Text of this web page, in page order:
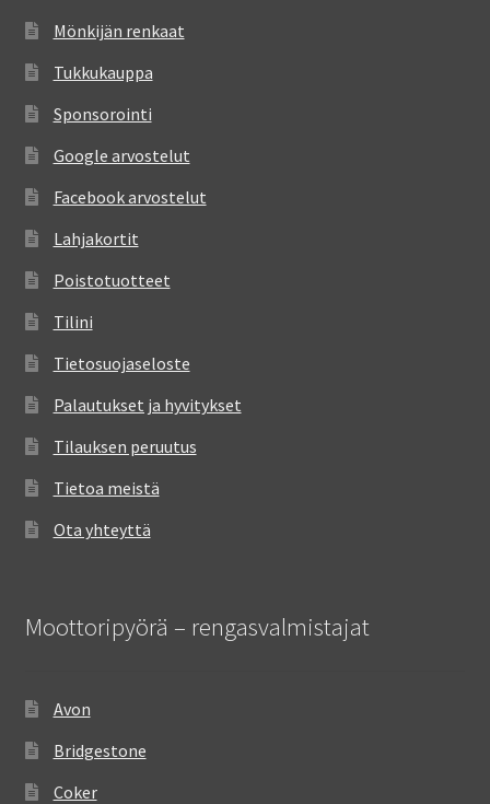
Mönkijän renkaat
Tukkukauppa
Sponsorointi
Google arvostelut
Facebook arvostelut
Lahjakortit
Poistotuotteet
Tilini
Tietosuojaseloste
Palautukset ja hyvitykset
Tilauksen peruutus
Tietoa meistä
Ota yhteyttä
Moottoripyörä – rengasvalmistajat
Avon
Bridgestone
Coker